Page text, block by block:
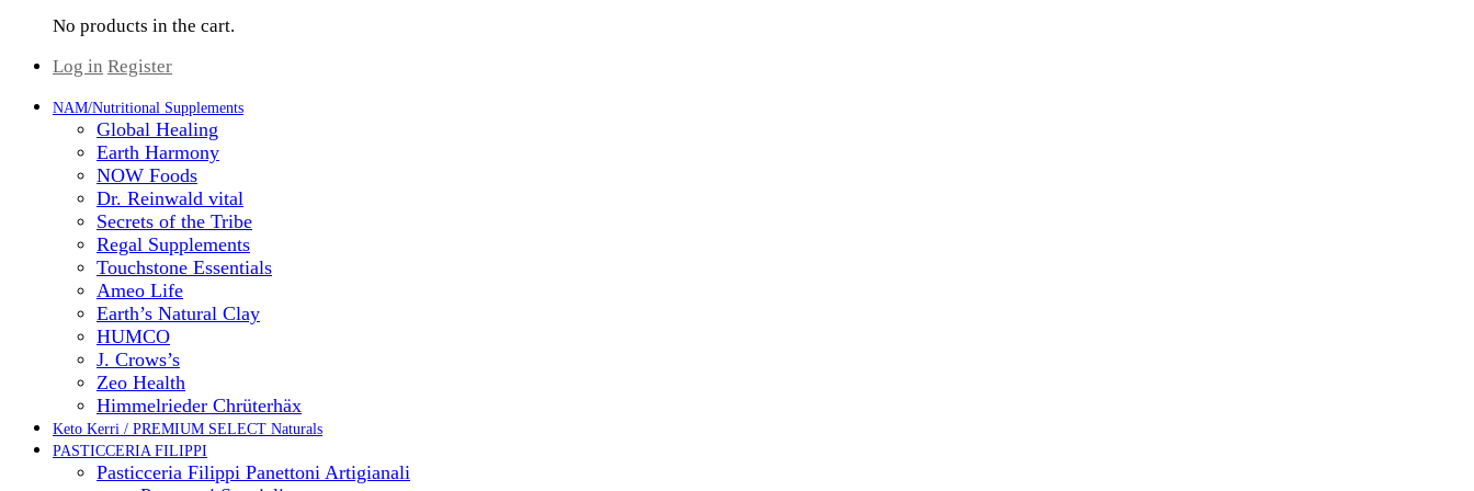
No products in the cart.
Log in Register
NAM/Nutritional Supplements
Global Healing
Earth Harmony
NOW Foods
Dr. Reinwald vital
Secrets of the Tribe
Regal Supplements
Touchstone Essentials
Ameo Life
Earth’s Natural Clay
HUMCO
J. Crows’s
Zeo Health
Himmelrieder Chrüterhäx
Keto Kerri / PREMIUM SELECT Naturals
PASTICCERIA FILIPPI
Pasticceria Filippi Panettoni Artigianali